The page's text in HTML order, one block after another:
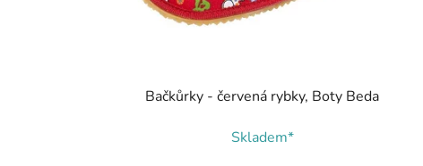
Bačkůrky - červená rybky, Boty Beda
Skladem*